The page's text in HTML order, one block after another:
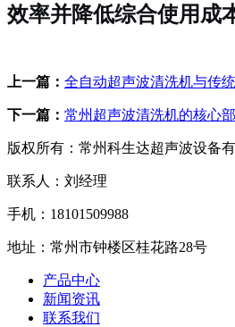
效率并降低综合使用成
上一篇： 全自动超声波清洗机与传
下一篇： 常州超声波清洗机的核心
版权所有：常州科生达超声波设备
联系人：刘经理
手机：18101509988
地址：常州市钟楼区桂花路28号
产品中心
新闻资讯
联系我们